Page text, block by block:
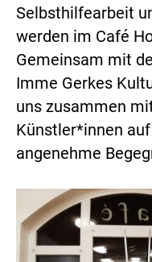
Selbsthilfearbeit
werden im Café
Gemeinsam mit
Imme Gerkes
uns zusammen
Künstler*innen
angenehme